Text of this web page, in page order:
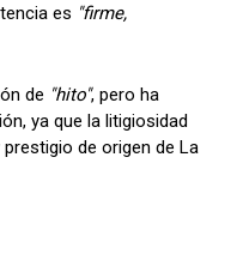
es "firme,
de "hito", pero ha
ya que la litigiosidad
de origen de La